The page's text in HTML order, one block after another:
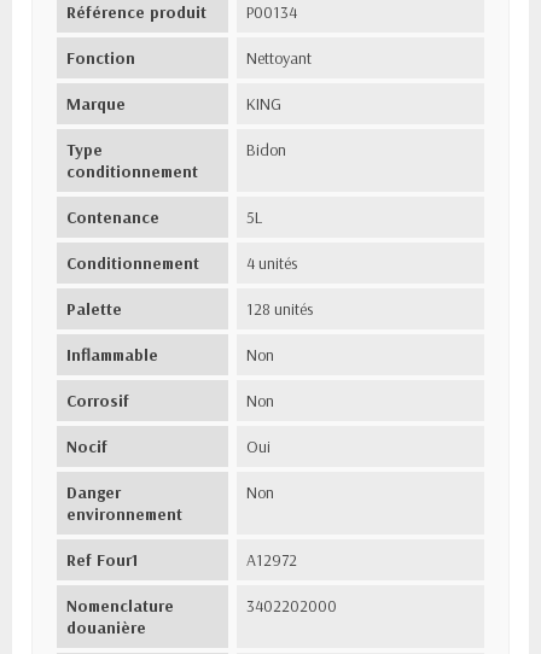
Référence produit P00134
Fonction Nettoyant
Marque KING
Type
conditionnement
Bidon
Contenance 5L
Conditionnement 4 unités
Palette 128 unités
Inflammable Non
Corrosif Non
Nocif Oui
Danger
environnement
Non
Ref Four1 A12972
Nomenclature
douanière
3402202000